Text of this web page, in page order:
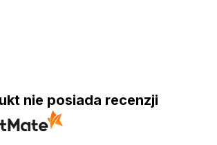
nie posiada recenzji